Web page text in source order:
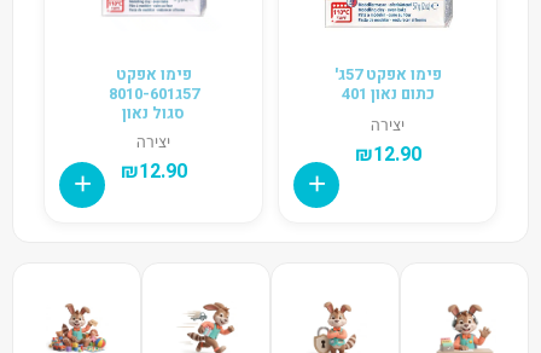
פימו אפקט 57ג'
כתום נאון 401
יצירה
₪12.90
פימו אפקט
57ג8010-601
סגול נאון
יצירה
₪12.90